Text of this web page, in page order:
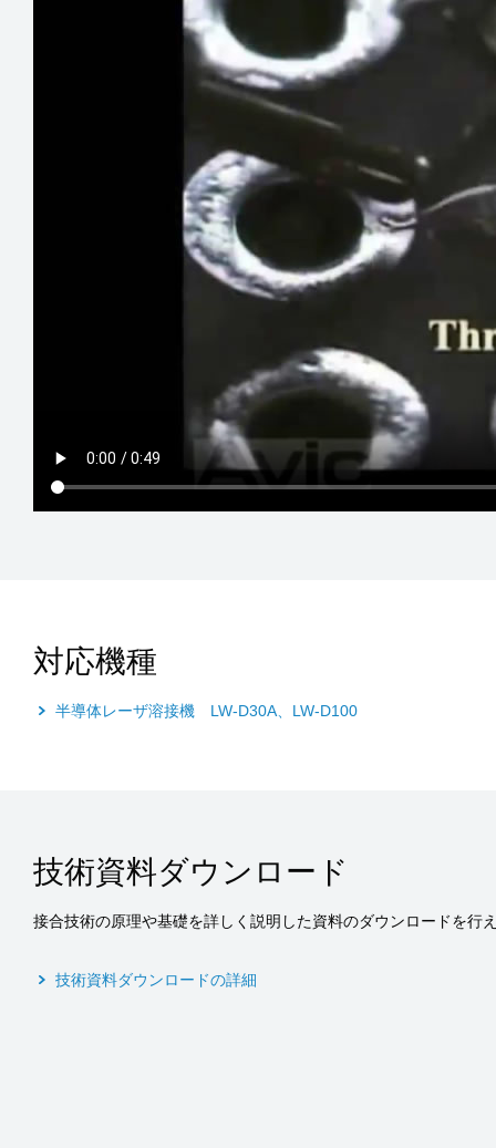
対応機種
半導体レーザ溶接機 LW-D30A、LW-D100
技術資料ダウンロード
接合技術の原理や基礎を詳しく説明した資料のダウンロードを行
技術資料ダウンロードの詳細